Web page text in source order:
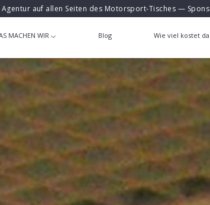
auf allen Seiten des Motorsport-Tisches —
MACHEN WIR Blog Wie viel kostet